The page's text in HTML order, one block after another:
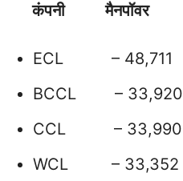
कंपनी मैनपॉवर
ECL – 48,711
BCCL – 33,920
CCL – 33,990
WCL – 33,352